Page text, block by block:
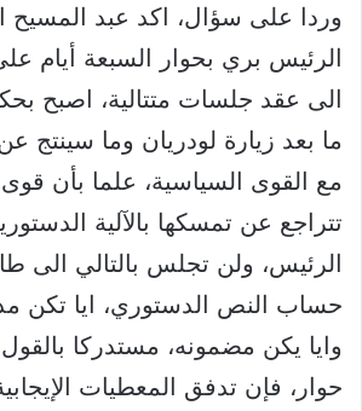
وردا على سؤال، اكد عبد
الرئيس بري بحوار السبعة أيام
الى عقد جلسات متتالية، اصبح
ما بعد زيارة لودريان وما سينتج عن
مع القوى السياسية، علما بأن
تتراجع عن تمسكها بالآلية
الرئيس، ولن تجلس بالتالي الى
حساب النص الدستوري، ايا تكن
وايا يكن مضمونه، مستدركا
حوار، فإن تدفق المعطيات